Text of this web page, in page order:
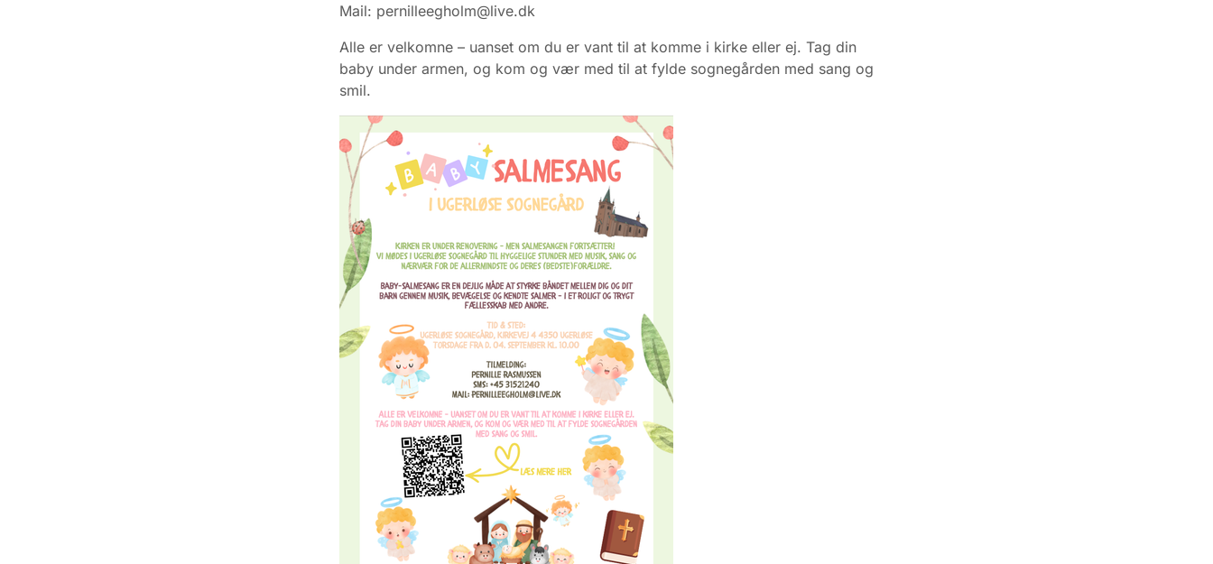
Mail: pernilleegholm@live.dk
Alle er velkomne – uanset om du er vant til at komme i kirke eller ej. Tag din
baby under armen, og kom og vær med til at fylde sognegården med sang og
smil.